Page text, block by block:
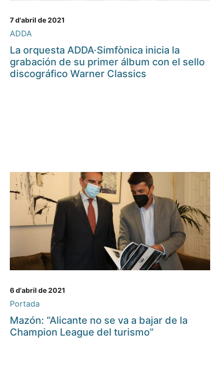
7 d'abril de 2021
ADDA
La orquesta ADDA·Simfònica inicia la
grabación de su primer álbum con el sello
discográfico Warner Classics
6 d'abril de 2021
Portada
Mazón: “Alicante no se va a bajar de la
Champion League del turismo”